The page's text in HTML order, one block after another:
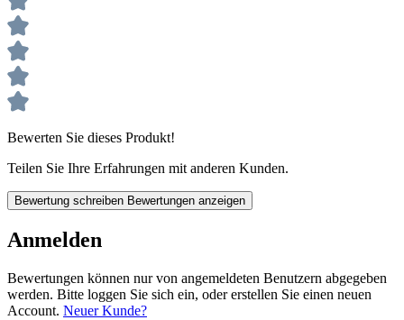
Bewerten Sie dieses Produkt!
Teilen Sie Ihre Erfahrungen mit anderen Kunden.
Bewertung schreiben Bewertungen anzeigen
Anmelden
Bewertungen können nur von angemeldeten Benutzern abgegeben
werden. Bitte loggen Sie sich ein, oder erstellen Sie einen neuen
Account. Neuer Kunde?